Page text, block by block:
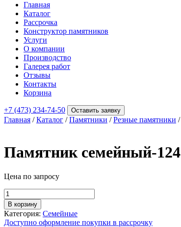
Главная
Каталог
Рассрочка
Конструктор памятников
Услуги
О компании
Производство
Галерея работ
Отзывы
Контакты
Корзина
+7 (473) 234-74-50 Оставить заявку
Главная /Каталог /Памятники /Резные памятники /
Памятник семейный-124
Цена по запросу
Количество
товара
Памятник
семейный-124
В корзину
Категория: Семейные
Доступно оформление покупки в рассрочку